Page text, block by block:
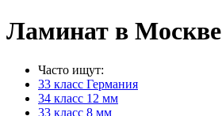
Ламинат в Москве
Часто ищут:
33 класс Германия
34 класс 12 мм
33 класс 8 мм